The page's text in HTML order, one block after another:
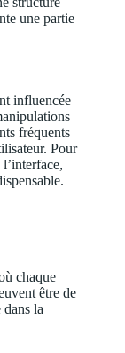
une partie
influencée
fréquents
Pour
chaque
être de
la